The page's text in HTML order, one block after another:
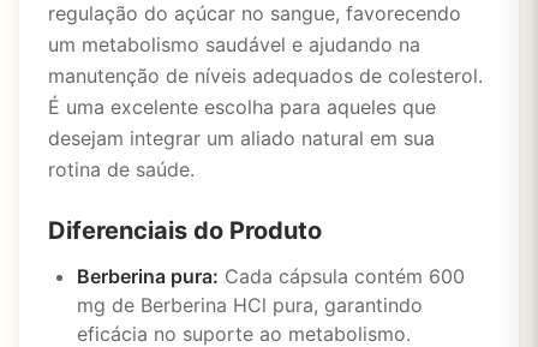
regulação do açúcar no sangue, favorecendo
um metabolismo saudável e ajudando na
manutenção de níveis adequados de colesterol.
É uma excelente escolha para aqueles que
desejam integrar um aliado natural em sua
rotina de saúde.
Diferenciais do Produto
Berberina pura: Cada cápsula contém 600
mg de Berberina HCl pura, garantindo
eficácia no suporte ao metabolismo.